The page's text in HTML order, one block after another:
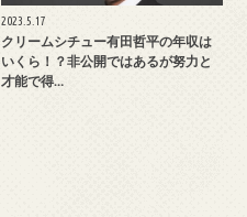
2023.5.17
クリームシチュー有田哲平の年収は
いくら！？非公開ではあるが努力と
才能で得…